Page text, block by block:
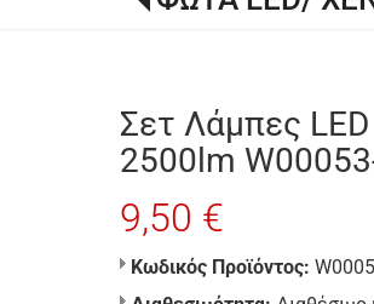
Σετ Λάμπες
2500lm
9,50 €
Κωδικός Προϊόντος: